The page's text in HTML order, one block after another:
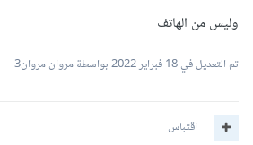
!= null)
{
^^^^^^^^^^^^^^^^^
وليس من الهاتف
تم التعديل في18 فبراير 2022 بواسطة مروان مروان3
اقتباس